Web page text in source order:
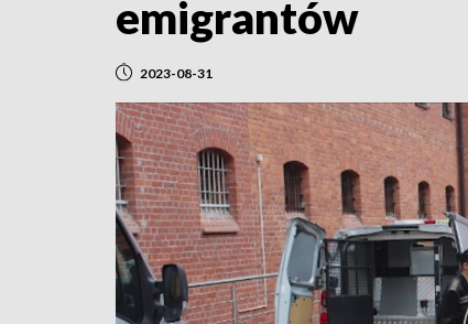
emigrantów
2023-08-31